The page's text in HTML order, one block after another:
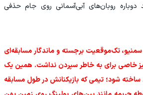
دوباره روبان‌های آبی‌آسمانی روی جام حذفی
تک‌موقعیت برجسته و ماندگار مسابقه‌ای
خاصی برای به خاطر سپردن نداشت. همین یک
ساخته شود؛ تیمی که بازیکنانش در طول مسابقه